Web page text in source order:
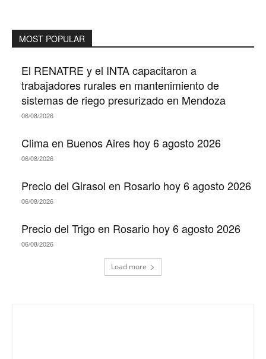
MOST POPULAR
El RENATRE y el INTA capacitaron a
trabajadores rurales en mantenimiento de
sistemas de riego presurizado en Mendoza
06/08/2026
Clima en Buenos Aires hoy 6 agosto 2026
06/08/2026
Precio del Girasol en Rosario hoy 6 agosto 2026
06/08/2026
Precio del Trigo en Rosario hoy 6 agosto 2026
06/08/2026
Load more